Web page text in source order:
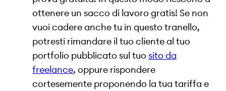
ottenere un sacco di lavoro gratis! Se non
vuoi cadere anche tu in questo tranello,
potresti rimandare il tuo cliente al tuo
portfolio pubblicato sul tuosito da
freelance, oppure rispondere
cortesemente proponendo la tua tariffa e